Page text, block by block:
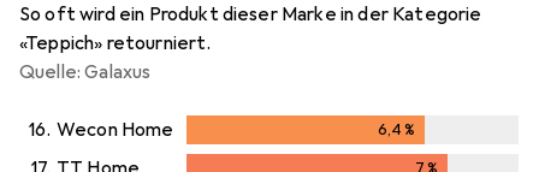
So oft wird ein Produkt dieser Marke in der Kategorie
«Teppich» retourniert.
Quelle: Galaxus
16. Wecon Home 6,4%